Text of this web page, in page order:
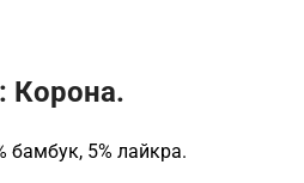
Корона.
бамбук, 5% лайкра.